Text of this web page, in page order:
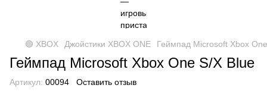
🟢 XBOX Джойстики XBOX ONE Геймпад Microsoft Xbox
Геймпад Microsoft Xbox One S/X Blue
Артикул: 00094 Оставить отзыв